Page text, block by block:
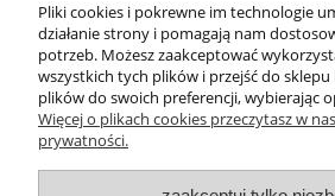
Warunki zakupów
Moje konto
Pliki cookies i pokrewne im technologie
działanie strony i pomagają nam
potrzeb. Możesz zaakceptować
wszystkich tych plików i przejść do
plików do swoich preferencji, wybierając
Więcej o plikach cookies przeczytasz w
prywatności.